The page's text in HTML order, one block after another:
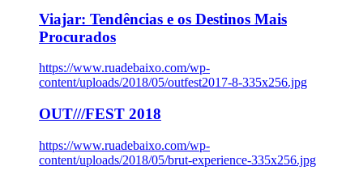
Viajar: Tendências e os Destinos Mais
Procurados
https://www.ruadebaixo.com/wp-
content/uploads/2018/05/outfest2017-8-335x256.jpg
OUT///FEST 2018
https://www.ruadebaixo.com/wp-
content/uploads/2018/05/brut-experience-335x256.jpg